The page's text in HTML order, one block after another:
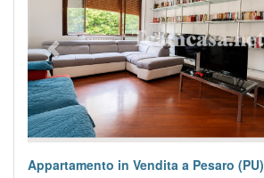
Appartamento in Vendita a Pesaro (PU)